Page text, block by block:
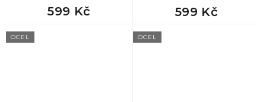
599 Kč 599 Kč
OCEL OCEL